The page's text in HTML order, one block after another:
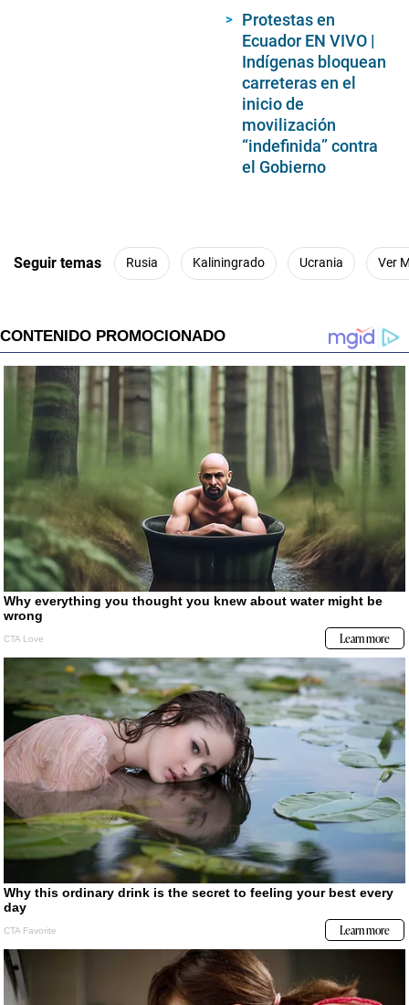
Protestas en
Ecuador EN VIVO |
Indígenas bloquean
carreteras en el
inicio de
movilización
“indefinida” contra
el Gobierno
Seguir temas Rusia Kaliningrado Ucrania Ver